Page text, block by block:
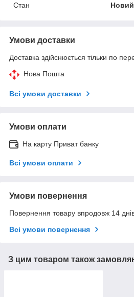
Стан
Новий
Умови доставки
Доставка здійснюється тільки по
Нова Пошта
Всі умови доставки
Умови оплати
На карту Приват банку
Всі умови оплати
Умови повернення
Повернення товару впродовж 14
Всі умови повернення
З цим товаром також